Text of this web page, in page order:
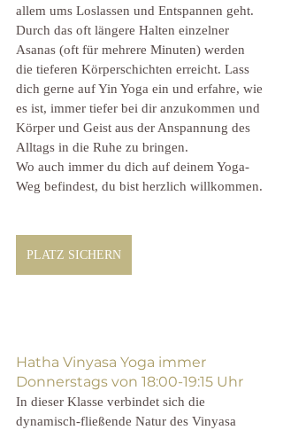
allem ums Loslassen und Entspannen geht.
Durch das oft längere Halten einzelner
Asanas (oft für mehrere Minuten) werden
die tieferen Körperschichten erreicht. Lass
dich gerne auf Yin Yoga ein und erfahre, wie
es ist, immer tiefer bei dir anzukommen und
Körper und Geist aus der Anspannung des
Alltags in die Ruhe zu bringen.
Wo auch immer du dich auf deinem Yoga-
Weg befindest, du bist herzlich willkommen.
PLATZ SICHERN
Hatha Vinyasa Yoga immer
Donnerstags von 18:00-19:15 Uhr
In dieser Klasse verbindet sich die
dynamisch-fließende Natur des Vinyasa